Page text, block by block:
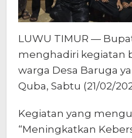
LUWU TIMUR —
menghadiri kegiatan
warga Desa Baruga
Quba, Sabtu (21/02/
Kegiatan yang
“Meningkatkan